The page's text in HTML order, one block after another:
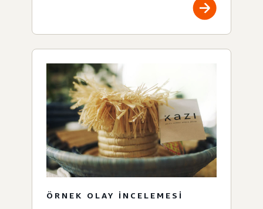
ÖRNEK OLAY INCELEMESI